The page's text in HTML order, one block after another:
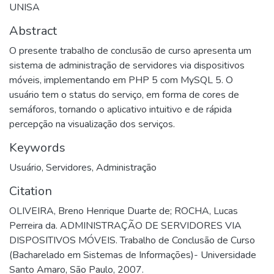
UNISA
Abstract
O presente trabalho de conclusão de curso apresenta um
sistema de administração de servidores via dispositivos
móveis, implementando em PHP 5 com MySQL 5. O
usuário tem o status do serviço, em forma de cores de
semáforos, tornando o aplicativo intuitivo e de rápida
percepção na visualização dos serviços.
Keywords
Usuário, Servidores, Administração
Citation
OLIVEIRA, Breno Henrique Duarte de; ROCHA, Lucas
Perreira da. ADMINISTRAÇÃO DE SERVIDORES VIA
DISPOSITIVOS MÓVEIS. Trabalho de Conclusão de Curso
(Bacharelado em Sistemas de Informações)- Universidade
Santo Amaro, São Paulo, 2007.